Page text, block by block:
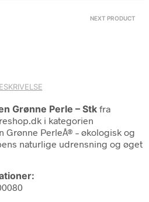
NEXT PRODUCT
Grønne Perle – Stk fra
i kategorien
Grønne PerleÂ® – økologisk og
naturlige udrensning og øget